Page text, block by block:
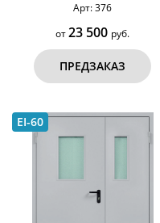
Арт: 376
от23 500 руб.
ПРЕДЗАКАЗ
EI-60